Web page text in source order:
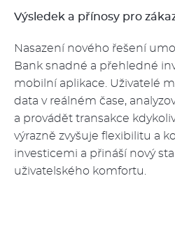
Výsledek a přínosy pro
Nasazení nového řešení
Bank snadné a přehledné
mobilní aplikace. Uživatelé
data v reálném čase,
a provádět transakce
výrazně zvyšuje flexibilitu a
investicemi a přináší nový
uživatelského komfortu.